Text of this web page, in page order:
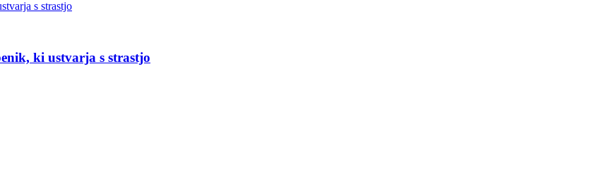
ki ustvarja s strastjo